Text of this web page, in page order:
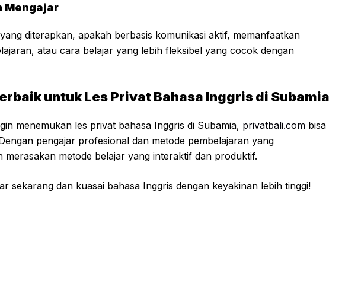
Mengajar
diterapkan, apakah berbasis komunikasi aktif, memanfaatkan
atau cara belajar yang lebih fleksibel yang cocok dengan
untuk Les Privat Bahasa Inggris di Subamia
menemukan les privat bahasa Inggris di Subamia, privatbali.com bisa
pengajar profesional dan metode pembelajaran yang
merasakan metode belajar yang interaktif dan produktif.
sekarang dan kuasai bahasa Inggris dengan keyakinan lebih tinggi!